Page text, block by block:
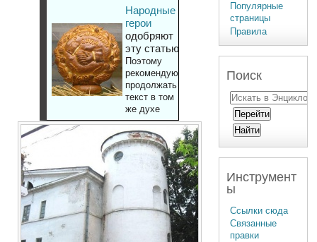
Народные
герои
одобряют
эту статью
Поэтому
рекомендуют
продолжать
текст в том
же духе
Популярные
страницы
Правила
Поиск
Инструмент
ы
Ссылки сюда
Связанные
правки